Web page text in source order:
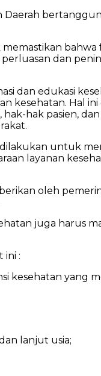
dan
dan edukasi
kesehatan. Hal
hak pasien,
untuk
layanan
oleh
juga harus
ini :
kesehatan yang
lanjut usia;